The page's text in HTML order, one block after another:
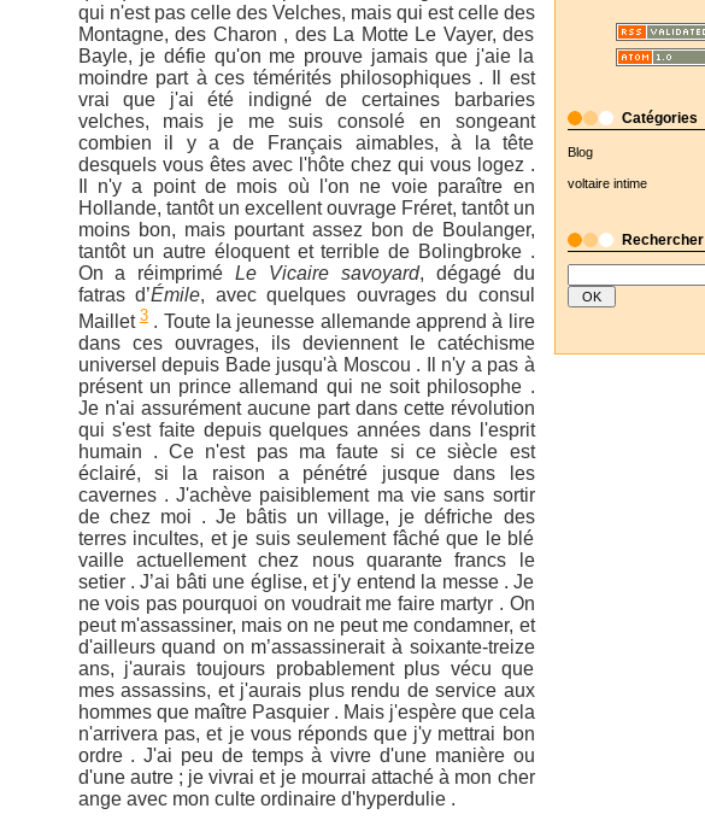
Catégories
Blog
voltaire intime
Rechercher
qui n'est pas celle des Velches, mais qui est celle des
Montagne, des Charon , des La Motte Le Vayer, des
Bayle, je défie qu'on me prouve jamais que j'aie la
moindre part à ces témérités philosophiques . Il est
vrai que j'ai été indigné de certaines barbaries
velches, mais je me suis consolé en songeant
combien il y a de Français aimables, à la tête
desquels vous êtes avec l'hôte chez qui vous logez .
Il n'y a point de mois où l'on ne voie paraître en
Hollande, tantôt un excellent ouvrage Fréret, tantôt un
moins bon, mais pourtant assez bon de Boulanger,
tantôt un autre éloquent et terrible de Bolingbroke .
On a réimpriméLe Vicaire savoyard, dégagé du
fatras d’Émile, avec quelques ouvrages du consul
Maillet3. Toute la jeunesse allemande apprend à lire
dans ces ouvrages, ils deviennent le catéchisme
universel depuis Bade jusqu'à Moscou . Il n'y a pas à
présent un prince allemand qui ne soit philosophe .
Je n'ai assurément aucune part dans cette révolution
qui s'est faite depuis quelques années dans l'esprit
humain . Ce n'est pas ma faute si ce siècle est
éclairé, si la raison a pénétré jusque dans les
cavernes . J'achève paisiblement ma vie sans sortir
de chez moi . Je bâtis un village, je défriche des
terres incultes, et je suis seulement fâché que le blé
vaille actuellement chez nous quarante francs le
setier . J’ai bâti une église, et j'y entend la messe . Je
ne vois pas pourquoi on voudrait me faire martyr . On
peut m'assassiner, mais on ne peut me condamner, et
d'ailleurs quand on m’assassinerait à soixante-treize
ans, j'aurais toujours probablement plus vécu que
mes assassins, et j'aurais plus rendu de service aux
hommes que maître Pasquier . Mais j'espère que cela
n'arrivera pas, et je vous réponds que j'y mettrai bon
ordre . J'ai peu de temps à vivre d'une manière ou
d'une autre ; je vivrai et je mourrai attaché à mon cher
ange avec mon culte ordinaire d'hyperdulie .